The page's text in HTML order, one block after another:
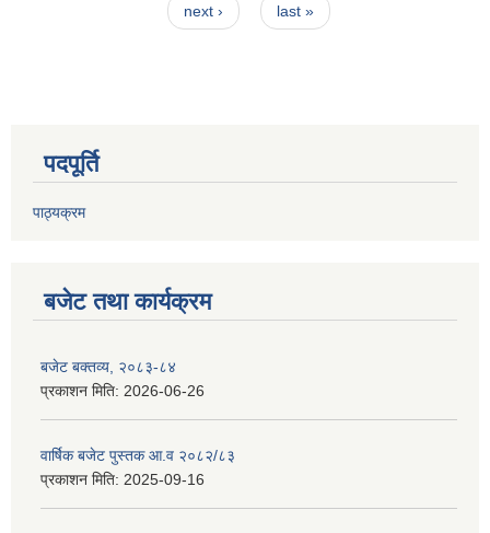
next › last »
पदपूर्ति
पाठ्यक्रम
बजेट तथा कार्यक्रम
बजेट बक्तव्य, २०८३-८४
प्रकाशन मिति: 2026-06-26
वार्षिक बजेट पुस्तक आ.व २०८२/८३
प्रकाशन मिति: 2025-09-16